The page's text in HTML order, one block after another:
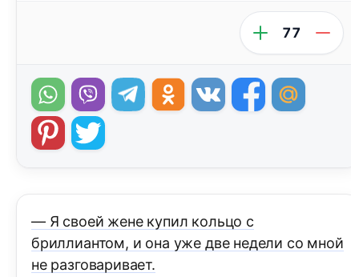
77
— Я своей жене купил кольцо с
бриллиантом, и она уже две недели со мной
не разговаривает.